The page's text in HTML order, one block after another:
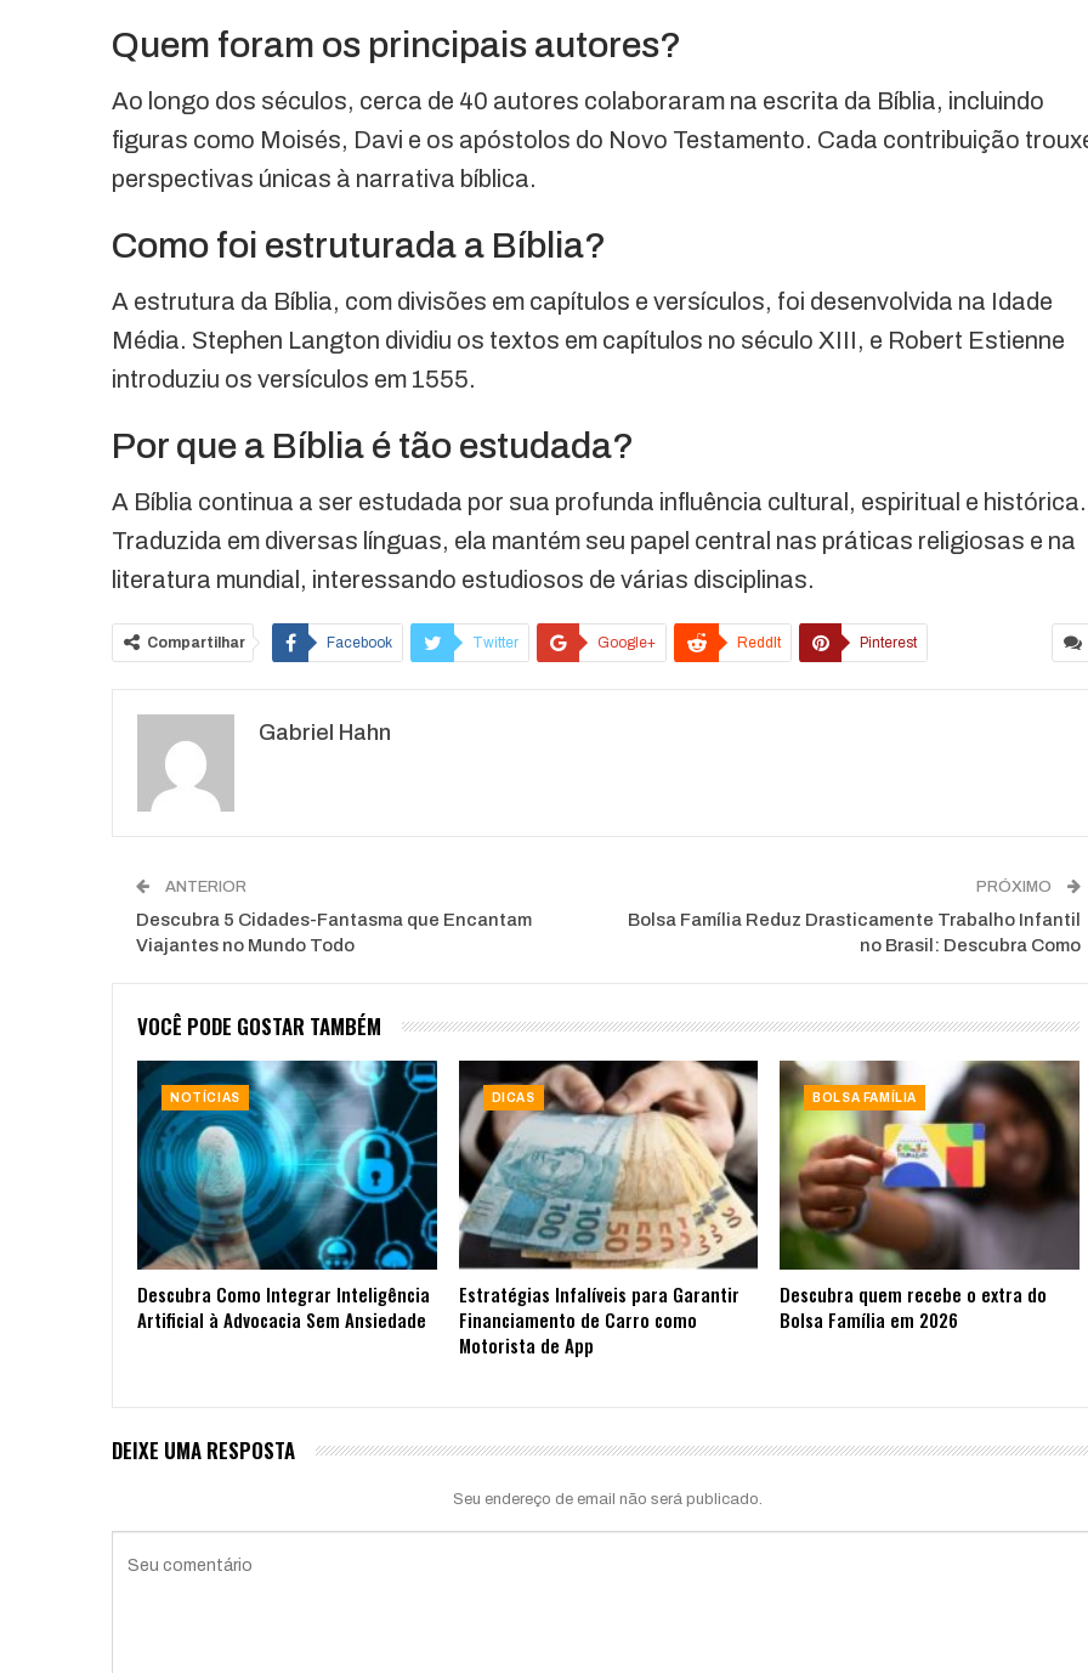
Quem foram os principais autores?
Ao longo dos séculos, cerca de 40 autores colaboraram na escrita da Bíblia, incluindo
figuras como Moisés, Davi e os apóstolos do Novo Testamento. Cada contribuição
perspectivas únicas à narrativa bíblica.
Como foi estruturada a Bíblia?
A estrutura da Bíblia, com divisões em capítulos e versículos, foi desenvolvida na Idade
Média. Stephen Langton dividiu os textos em capítulos no século XIII, e Robert Estienne
introduziu os versículos em 1555.
Por que a Bíblia é tão estudada?
A Bíblia continua a ser estudada por sua profunda influência cultural, espiritual e histórica.
Traduzida em diversas línguas, ela mantém seu papel central nas práticas religiosas e na
literatura mundial, interessando estudiosos de várias disciplinas.
Compartilhar Facebook Twitter Google+ ReddIt Pinterest
Gabriel Hahn
ANTERIOR
Descubra 5 Cidades-Fantasma que Encantam
Viajantes no Mundo Todo
PRÓXIMO
Bolsa Família Reduz Drasticamente Trabalho Infantil
no Brasil: Descubra Como
VOCÊ PODE GOSTAR TAMBÉM
NOTÍCIAS
Descubra Como Integrar Inteligência
Artificial à Advocacia Sem Ansiedade
DICAS
Estratégias Infalíveis para Garantir
Financiamento de Carro como
Motorista de App
BOLSA FAMÍLIA
Descubra quem recebe o extra do
Bolsa Família em 2026
DEIXE UMA RESPOSTA
Seu endereço de email não será publicado.